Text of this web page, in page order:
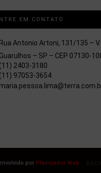
EM CONTATO
Rua Antonio Artoni, 131/135 –
Guarulhos – SP – CEP 07130-
(11) 2403-3180
(11) 97053-3654
por Planejador Web